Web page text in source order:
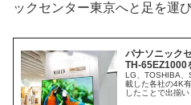
ックセンター東京へと足を運び
パナソニック
TH-65EZ1000
LG、TOSHIBA
載した各社の4K
したことで出揃